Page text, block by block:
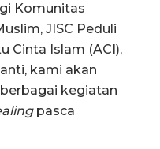
Komunitas
JISC Peduli
Cinta Islam (ACI),
kami akan
kegiatan
pasca